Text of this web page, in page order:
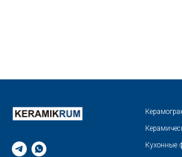
Кухонные